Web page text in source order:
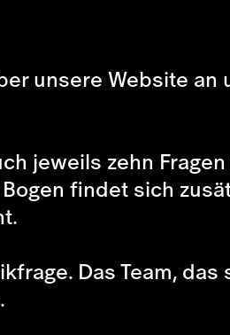
unsere Website
jeweils zehn
findet sich
Das Team,